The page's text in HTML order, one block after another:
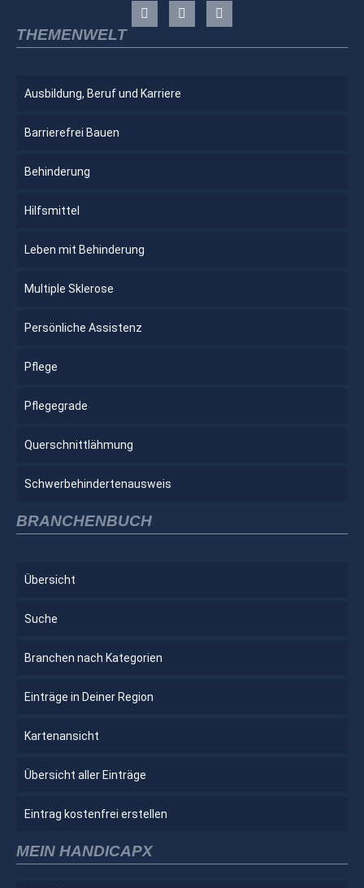
THEMENWELT
Ausbildung, Beruf und Karriere
Barrierefrei Bauen
Behinderung
Hilfsmittel
Leben mit Behinderung
Multiple Sklerose
Persönliche Assistenz
Pflege
Pflegegrade
Querschnittlähmung
Schwerbehindertenausweis
BRANCHENBUCH
Übersicht
Suche
Branchen nach Kategorien
Einträge in Deiner Region
Kartenansicht
Übersicht aller Einträge
Eintrag kostenfrei erstellen
MEIN HANDICAPX